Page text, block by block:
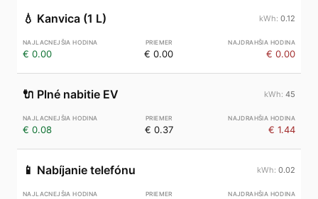
💧 Kanvica (1 L) 0.12
€ 0.00 € 0.00 € 0.00
🔌 Plné nabitie EV 45
€ 0.08 € 0.37 € 1.44
📱 Nabíjanie telefónu 0.02